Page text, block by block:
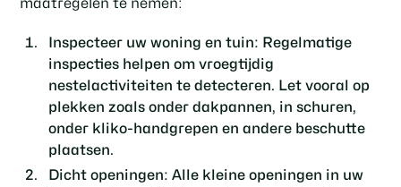
Inspecteer uw woning en tuin: Regelmatige
inspecties helpen om vroegtijdig
nestelactiviteiten te detecteren. Let vooral op
plekken zoals onder dakpannen, in schuren,
onder kliko-handgrepen en andere beschutte
plaatsen.
Dicht openingen: Alle kleine openingen in uw